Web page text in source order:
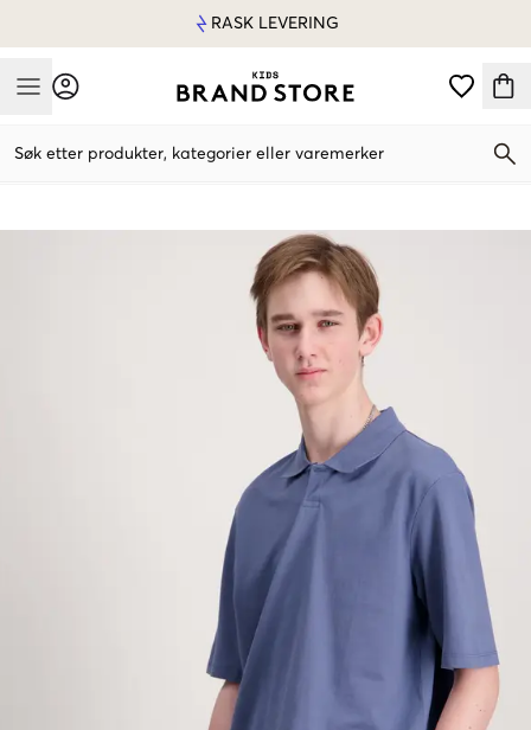
RASK LEVERING
Mobile Menu
Søk etter produkter, kategorier eller varemerker